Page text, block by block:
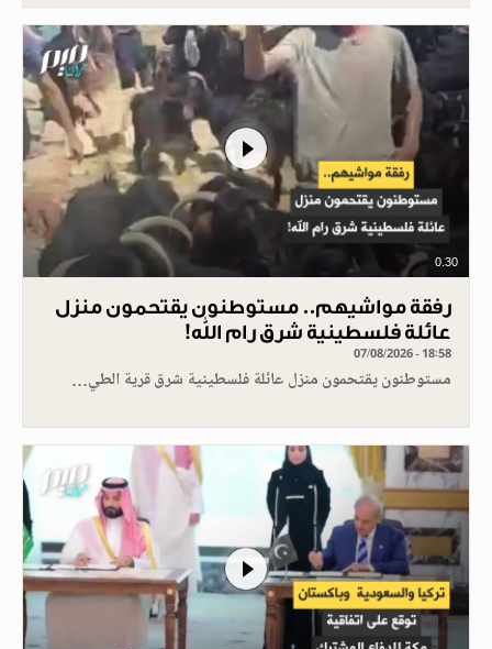
0.30
رفقة مواشيهم.. مستوطنون يقتحمون منزل
عائلة فلسطينية شرق رام الله!
07/08/2026 - 18:58
مستوطنون يقتحمون منزل عائلة فلسطينية شرق قرية الطي…